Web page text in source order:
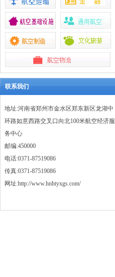
联系我们
地址:河南省郑州市金水区郑东新区龙湖中
环路如意西路交叉口向北100米航空经济服
务中心
邮编:450000
电话:0371-87519086
传真:0371-87519086
网址:http://www.hnhtyxgs.com/